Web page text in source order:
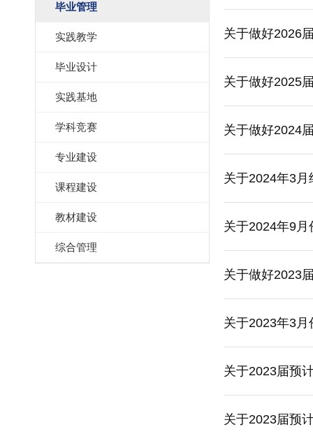
毕业管理
实践教学
毕业设计
实践基地
学科竞赛
专业建设
课程建设
教材建设
综合管理
关于做好2026
关于做好2025
关于做好2024
关于2024年3
关于2024年9
关于做好2023
关于2023年3
关于2023届预
关于2023届预